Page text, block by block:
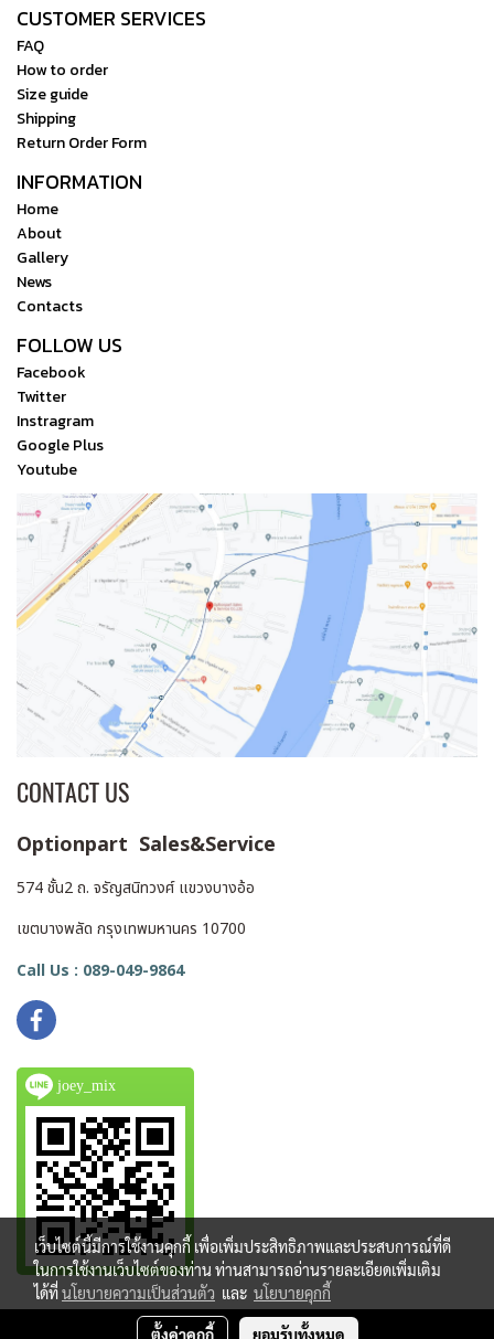
CUSTOMER SERVICES
FAQ
How to order
Size guide
Shipping
Return Order Form
INFORMATION
Home
About
Gallery
News
Contacts
FOLLOW US
Facebook
Twitter
Instragram
Google Plus
Youtube
CONTACT US
Optionpart Sales&Service
574 ชั้น2 ถ. จรัญสนิทวงศ์ แขวงบางอ้อ
เขตบางพลัด กรุงเทพมหานคร 10700
Call Us : 089-049-9864
joey_mix
เว็บไซต์นี้มีการใช้งานคุกกี้ เพื่อเพิ่มประสิทธิภาพและประสบการณ์ที่ดี
ในการใช้งานเว็บไซต์ของท่าน ท่านสามารถอ่านรายละเอียดเพิ่มเติม
ได้ที่นโยบายความเป็นส่วนตัว และ นโยบายคุกกี้
ตั้งค่าคุกกี้ ยอมรับทั้งหมด